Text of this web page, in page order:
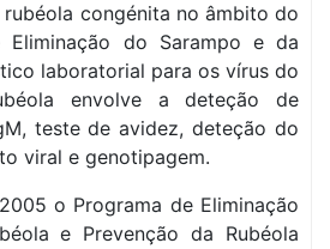
rubéola congénita no âmbito do
Eliminação do Sarampo e da
laboratorial para os vírus do
envolve a deteção de
teste de avidez, deteção do
viral e genotipagem.
o Programa de Eliminação
e Prevenção da Rubéola